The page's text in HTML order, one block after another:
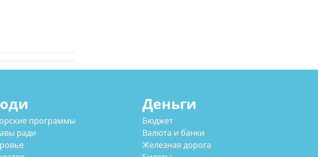
программы
ради
Деньги
Бюджет
Валюта и банки
Железная дорога